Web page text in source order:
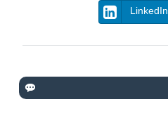
LinkedIn